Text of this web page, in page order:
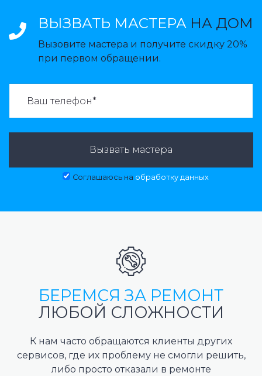
ВЫЗВАТЬ МАСТЕРА НА ДОМ
Вызовите мастера и получите скидку 20%
при первом обращении.
Вызвать мастера
Соглашаюсь на обработку данных
БЕРЕМСЯ ЗА РЕМОНТ
ЛЮБОЙ СЛОЖНОСТИ
К нам часто обращаются клиенты других
сервисов, где их проблему не смогли решить,
либо просто отказали в ремонте